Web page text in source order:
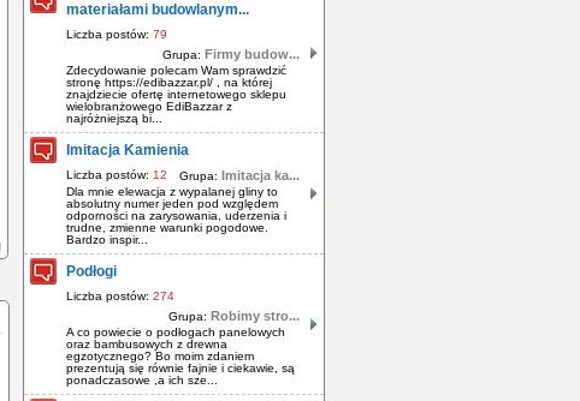
materiałami budowlanym...
Liczba postów: 79
Grupa: Firmy budow...
Zdecydowanie polecam Wam sprawdzić
stronę https://edibazzar.pl/ , na której
znajdziecie ofertę internetowego sklepu
wielobranżowego EdiBazzar z
najróżniejszą bi...
Imitacja Kamienia
Liczba postów: 12 Grupa: Imitacja ka...
Dla mnie elewacja z wypalanej gliny to
absolutny numer jeden pod względem
odporności na zarysowania, uderzenia i
trudne, zmienne warunki pogodowe.
Bardzo inspir...
Podłogi
Liczba postów: 274
Grupa: Robimy stro...
A co powiecie o podłogach panelowych
oraz bambusowych z drewna
egzotycznego? Bo moim zdaniem
prezentują się równie fajnie i ciekawie, są
ponadczasowe ,a ich sze...